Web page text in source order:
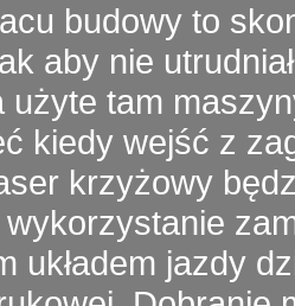
budowy to
aby nie
użyte tam
kiedy wejść z
krzyżowy
układem jazdy